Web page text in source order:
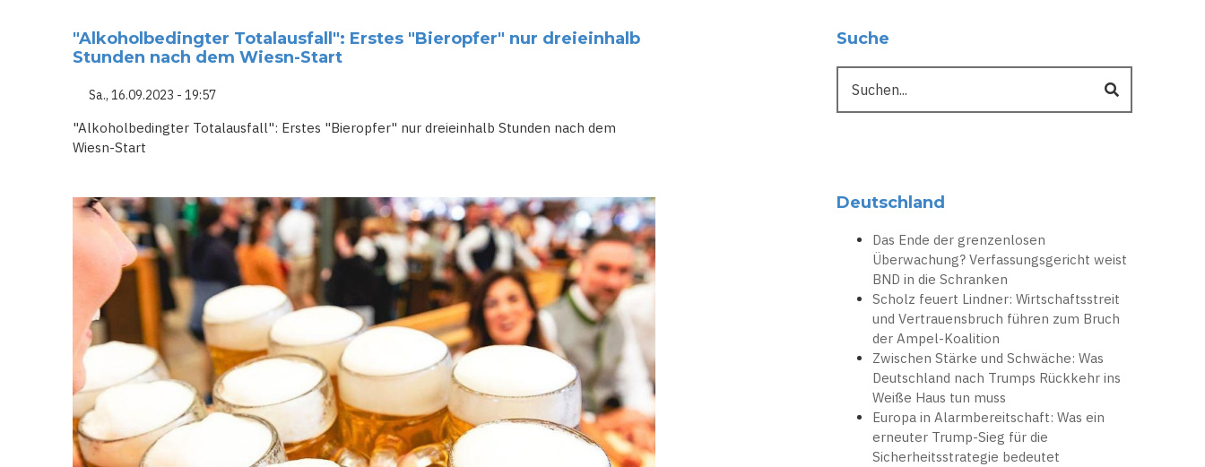
"Alkoholbedingter Totalausfall": Erstes "Bieropfer" nur dreieinhalb
Stunden nach dem Wiesn-Start
Sa., 16.09.2023 - 19:57
"Alkoholbedingter Totalausfall": Erstes "Bieropfer" nur dreieinhalb Stunden nach dem
Wiesn-Start
Suche
Deutschland
Das Ende der grenzenlosen
Überwachung? Verfassungsgericht weist
BND in die Schranken
Scholz feuert Lindner: Wirtschaftsstreit
und Vertrauensbruch führen zum Bruch
der Ampel-Koalition
Zwischen Stärke und Schwäche: Was
Deutschland nach Trumps Rückkehr ins
Weiße Haus tun muss
Europa in Alarmbereitschaft: Was ein
erneuter Trump-Sieg für die
Sicherheitsstrategie bedeutet